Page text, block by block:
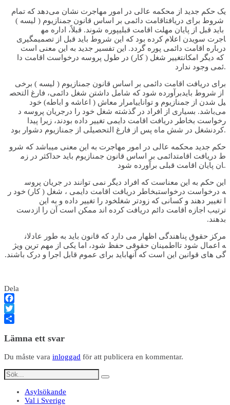
یک حکم جدید از محکمه عالی در ا مور مهاجرت نشان می‌دهد که تمام
شروط برای دریافتاقامت دائمی بر اساس قانون جمنازیوم ( لیسه )
باید قبل از پایان مهلت اقامت قبلیپوره شوند. قبلاً، اداره مه
اجرت سویدن اعلام کرده بود که ا ین شروط باید قبل از تصمیمگیری
درباره اقامت دائمی پوره گردد.
این تفسیر جدید به این معنی است
که دیگر امکانتغییر شغل ( کار) در طول پروسه درخواست اقامت دا
ئمی وجود ندارد.
برای دریافت اقامت دائمی بر اساس قانون جمنازیوم ( لیسه ) برخی
از شروط بایدبرآورده شود که شامل داشتن شغل دائمی، فارغ التحص
یل شدن از جمنازیوم و تواناییامرار معاش ( اعاشه و اباطه) خود
می‌باشد. بسیاری از افراد در گذشته شغل خود را درجریان پروسه د
رخواست بخاطر دریافت اقامت دایمی تغییر داده بودند، زیرا پیدا
کردنشغل در شش ماه پس از فارغ التحصیلی از جمنازیوم دشوار بود.
حکم جدید محکمه عالی در امور مهاجرت به این معنی میباشد که شرو
ط دریافت اقامتدائمی بر اساس قانون جمنازیوم باید حداکثر در زم
ان پایان اقامت قبلی برآورده شود.
این حکم به این معناست که افراد دیگر نمی توانند در جریان پروس
ه درخواست درخواستبخاطر دریافت
اقامت دایمی ، شغل ( کار) خود ر
ا تغییر دهند و کسانی که زودتر شغلخود را تغییر داده و به این
ترتیب اجازه اقامت دائم دریافتکرده اند ممکن است آن را ازدست
بدهند.
مرکز حقوق پناهندگی اظهار می دا رد که قانون باید به طور عادلان
ه اعمال شود تااطمینان حقوقی حفظ شود، اما یکی از مهم ترین ویژ
گی های قوانین این است که آنهاباید برای عموم قابل اجرا و درک باشند.
Dela
Facebook
Twitter
Lämna ett svar
Du måste vara inloggad för att publicera en kommentar.
Asylsökande
Val i Sverige